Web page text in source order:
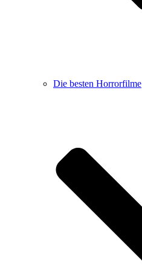
Die besten Horrorfilme